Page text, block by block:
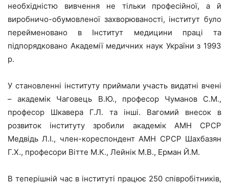
необхідністю вивчення не тільки професійної, а й
виробничо-обумовленої захворюваності, інститут було
перейменовано в Інститут медицини праці та
підпорядковано Академії медичних наук України з 1993
р.
У становленні інституту приймали участь видатні вчені
– академік Чаговець В.Ю., професор Чуманов С.М.,
професор Шкавера Г.Л. та інші. Вагомий внесок в
розвиток інституту зробили академік АМН СРСР
Медвідь Л.І., член-кореспондент АМН СРСР Шахбазян
Г.Х., професори Вітте М.К., Лейнік М.В., Ерман Й.М.
В теперішній час в інституті працює 250 співробітників,